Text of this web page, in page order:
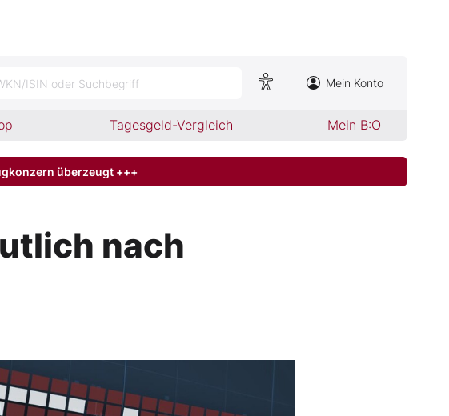
ISIN oder Suchbegriff Mein Konto
Tagesgeld-Vergleich Mein B:O
überzeugt +++
nach